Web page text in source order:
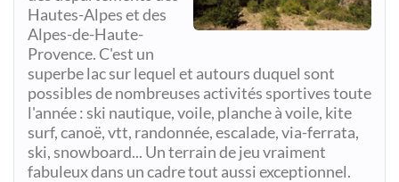
Hautes-Alpes et des
Alpes-de-Haute-
Provence. C'est un
superbe lac sur lequel et autours duquel sont
possibles de nombreuses activités sportives toute
l'année : ski nautique, voile, planche à voile, kite
surf, canoë, vtt, randonnée, escalade, via-ferrata,
ski, snowboard... Un terrain de jeu vraiment
fabuleux dans un cadre tout aussi exceptionnel.